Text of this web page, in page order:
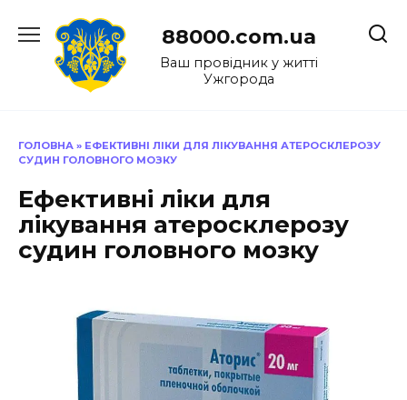
до
88000.com.ua
Ваш провідник у житті
Ужгорода
ГОЛОВНА » ЕФЕКТИВНІ ЛІКИ ДЛЯ ЛІКУВАННЯ АТЕРОСКЛЕРОЗУ
СУДИН ГОЛОВНОГО МОЗКУ
Ефективні ліки для
лікування атеросклерозу
судин головного мозку